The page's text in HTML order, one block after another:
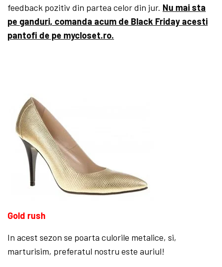
feedback pozitiv din partea celor din jur. Nu mai sta
pe ganduri, comanda acum de Black Friday acesti
pantofi de pe mycloset.ro.
Gold rush
In acest sezon se poarta culorile metalice, si,
marturisim, preferatul nostru este auriul!